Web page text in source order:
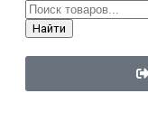
Найти